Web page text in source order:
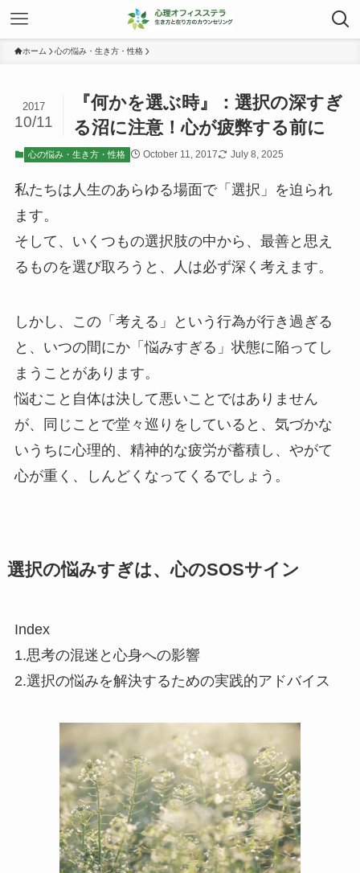
ホーム 心の悩み・生き方・性格
『何かを選ぶ時』：選択の深すぎ
る沼に注意！心が疲弊する前に
2017
10/11
心の悩み・生き方・性格 October 11, 2017 July 8, 2025
私たちは人生のあらゆる場面で「選択」を迫られ
ます。
そして、いくつもの選択肢の中から、最善と思え
るものを選び取ろうと、人は必ず深く考えます。
しかし、この「考える」という行為が行き過ぎる
と、いつの間にか「悩みすぎる」状態に陥ってし
まうことがあります。
悩むこと自体は決して悪いことではありません
が、同じことで堂々巡りをしていると、気づかな
いうちに心理的、精神的な疲労が蓄積し、やがて
心が重く、しんどくなってくるでしょう。
選択の悩みすぎは、心のSOSサイン
Index
1.思考の混迷と心身への影響
2.選択の悩みを解決するための実践的アドバイス